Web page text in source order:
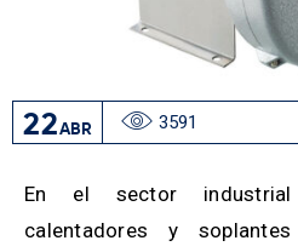
22ABR 3591
En el sector
calentadores y